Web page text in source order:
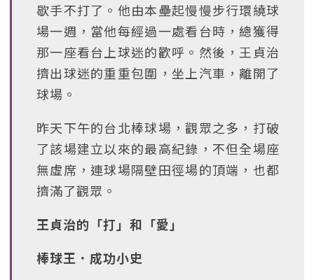
歇手不打了。他由本壘起慢慢步行環繞球
場一週，當他每經過一處看台時，總獲得
那一座看台上球迷的歡呼。然後，王貞治
擠出球迷的重重包圍，坐上汽車，離開了
球場。
昨天下午的台北棒球場，觀眾之多，打破
了該場建立以來的最高紀錄，不但全場座
無虛席，連球場隔壁田徑場的頂端，也都
擠滿了觀眾。
王貞治的「打」和「愛」
棒球王．成功小史